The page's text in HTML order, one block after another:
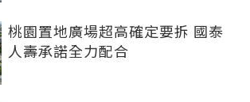
桃園置地廣場超高確定要拆 國泰
人壽承諾全力配合